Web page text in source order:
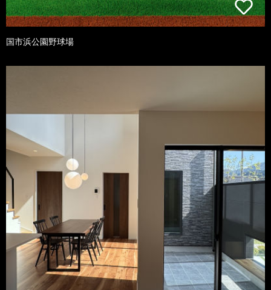
国市浜公園野球場